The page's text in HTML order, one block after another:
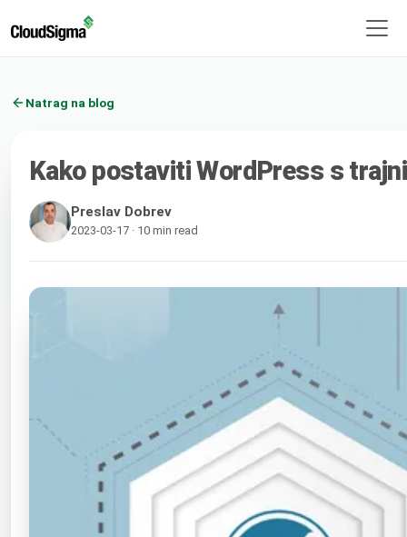
Natrag na blog
Kako postaviti WordPress s
Preslav Dobrev
2023-03-17 · 10 min read